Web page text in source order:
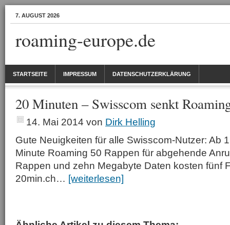
7. AUGUST 2026
roaming-europe.de
STARTSEITE IMPRESSUM DATENSCHUTZERKLÄRUNG
20 Minuten – Swisscom senkt
14. Mai 2014 von Dirk Helling
Gute Neuigkeiten für alle Swisscom-Nutzer: Ab
Minute Roaming 50 Rappen für abgehende
Rappen und zehn Megabyte Daten kosten fünf
20min.ch… [weiterlesen]